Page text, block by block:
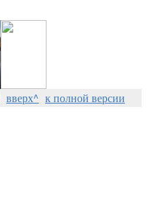
вверх^ к полной версии